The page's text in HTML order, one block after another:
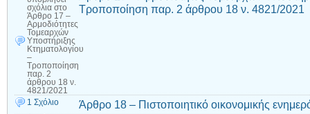
σχόλια στο
Άρθρο 17 –
Αρμοδιότητες
Τομεαρχών
Υποστήριξης
Κτηματολογίου
–
Τροποποίηση
παρ. 2
άρθρου 18 ν.
4821/2021
Τροποποίηση παρ. 2 άρθρου 18 ν. 4821/2021
1 Σχόλιο Άρθρο 18 – Πιστοποιητικό οικονομικής